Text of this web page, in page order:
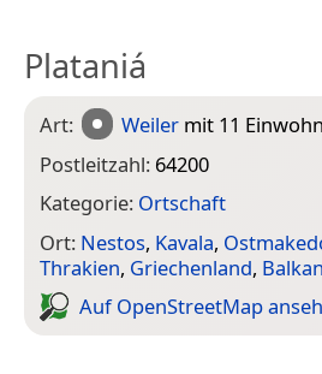
Plataniá
Art: Weiler mit 11
Postleitzahl: 64200
Kategorie: Ortschaft
Ort: Nestos, Kavala,
Thrakien, Griechenland,
Auf Open­Street­Map